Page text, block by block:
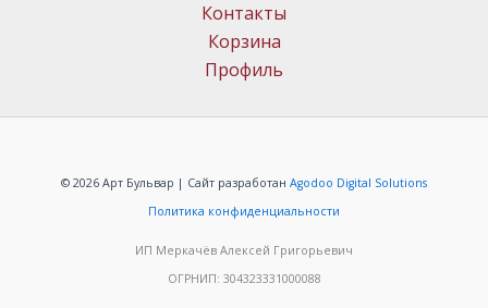
Контакты
Корзина
Профиль
© 2026 Арт Бульвар | Сайт разработан Agodoo Digital Solutions
Политика конфиденциальности
ИП Меркачёв Алексей Григорьевич
ОГРНИП: 304323331000088